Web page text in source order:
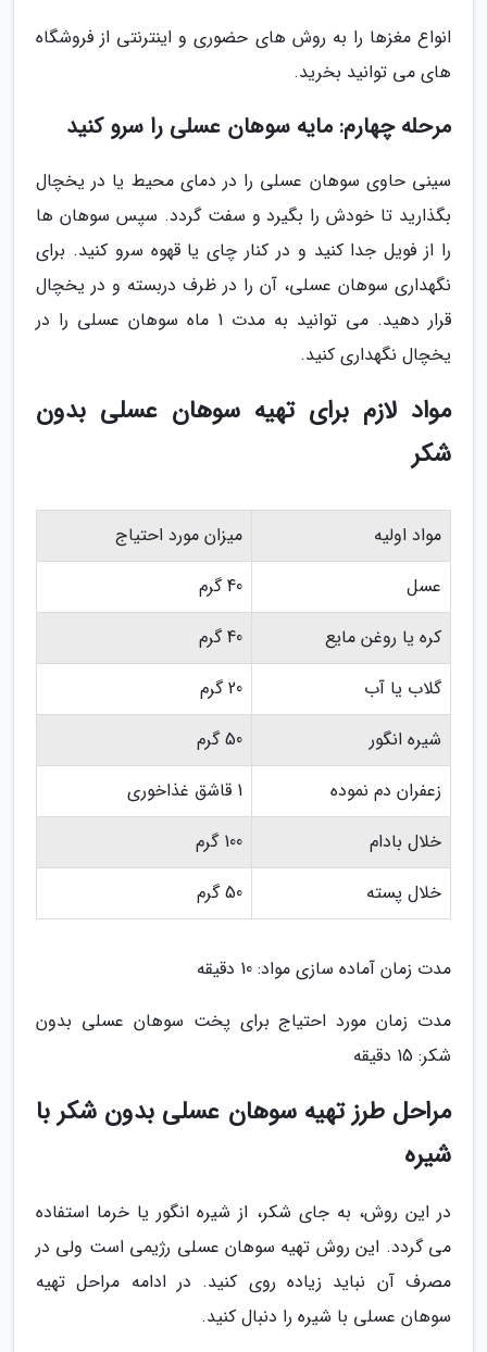
انواع مغزها را به روش های حضوری و اینترنتی از فروشگاه
های می توانید بخرید.
مرحله چهارم: مایه سوهان عسلی را سرو کنید
سینی حاوی سوهان عسلی را در دمای محیط یا در یخچال
بگذارید تا خودش را بگیرد و سفت گردد. سپس سوهان ها
را از فویل جدا کنید و در کنار چای یا قهوه سرو کنید. برای
نگهداری سوهان عسلی، آن را در ظرف دربسته و در یخچال
قرار دهید. می توانید به مدت 1 ماه سوهان عسلی را در
یخچال نگهداری کنید.
مواد لازم برای تهیه سوهان عسلی بدون
شکر
مواد اولیه
میزان مورد احتیاج
عسل
40 گرم
کره یا روغن مایع
40 گرم
گلاب یا آب
20 گرم
شیره انگور
50 گرم
زعفران دم نموده
1 قاشق غذاخوری
خلال بادام
100 گرم
خلال پسته
50 گرم
مدت زمان آماده سازی مواد: 10 دقیقه
مدت زمان مورد احتیاج برای پخت سوهان عسلی بدون
شکر: 15 دقیقه
مراحل طرز تهیه سوهان عسلی بدون شکر با
شیره
در این روش، به جای شکر، از شیره انگور یا خرما استفاده
می گردد. این روش تهیه سوهان عسلی رژیمی است ولی در
مصرف آن نباید زیاده روی کنید. در ادامه مراحل تهیه
سوهان عسلی با شیره را دنبال کنید.